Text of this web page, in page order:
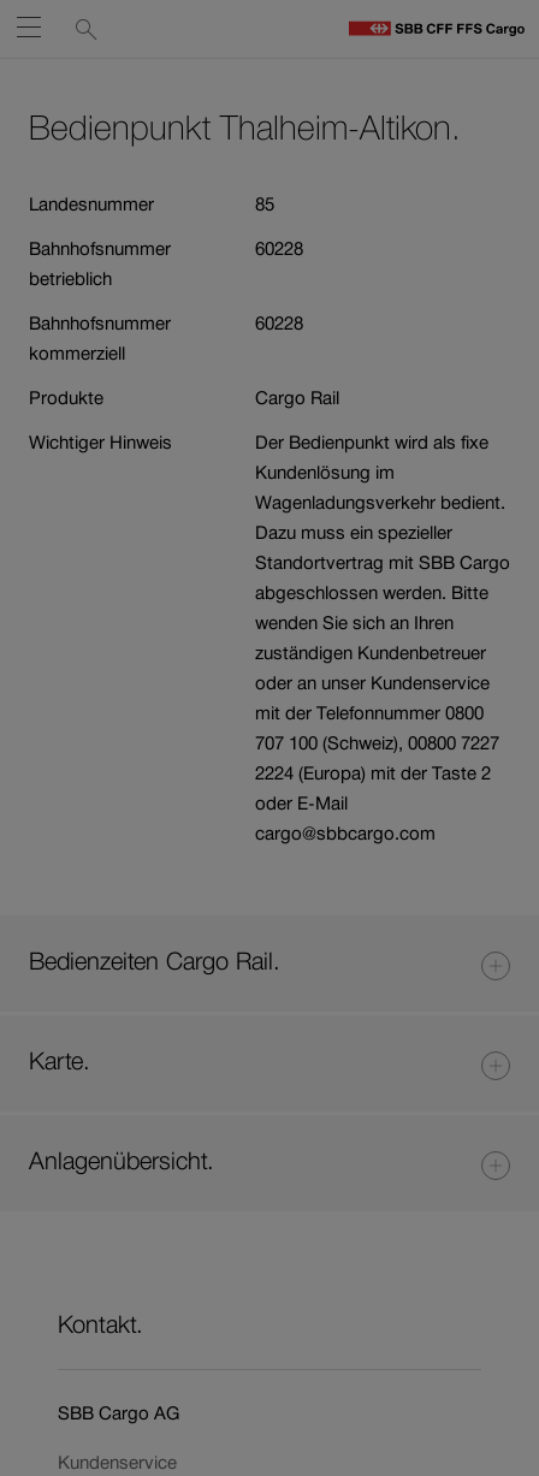
auf
Service-
Links
Öffnen
Bedienpunkt Thalheim-Altikon.
Landesnummer 85
Bahnhofsnummer
betrieblich
60228
Bahnhofsnummer
kommerziell
60228
Produkte Cargo Rail
Wichtiger Hinweis
Der Bedienpunkt wird als fixe
Kundenlösung im
Wagenladungsverkehr bedient.
Dazu muss ein spezieller
Standortvertrag mit SBB Cargo
abgeschlossen werden. Bitte
wenden Sie sich an Ihren
zuständigen Kundenbetreuer
oder an unser Kundenservice
mit der Telefonnummer 0800
707 100 (Schweiz), 00800 7227
2224 (Europa) mit der Taste 2
oder E-Mail
cargo@sbbcargo.com
Bedienzeiten Cargo Rail.
Karte.
Anlagenübersicht.
Kontakt.
SBB Cargo AG
Kundenservice